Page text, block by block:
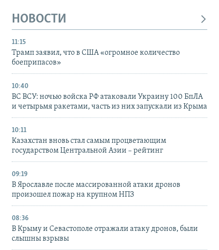
НОВОСТИ
11:15
Трамп заявил, что в США «огромное количество
боеприпасов»
10:40
ВС ВСУ: ночью войска РФ атаковали Украину 100 БпЛА
и четырьмя ракетами, часть из них запускали из Крыма
10:11
Казахстан вновь стал самым процветающим
государством Центральной Азии – рейтинг
09:19
В Ярославле после массированной атаки дронов
произошел пожар на крупном НПЗ
08:36
В Крыму и Севастополе отражали атаку дронов, были
слышны взрывы